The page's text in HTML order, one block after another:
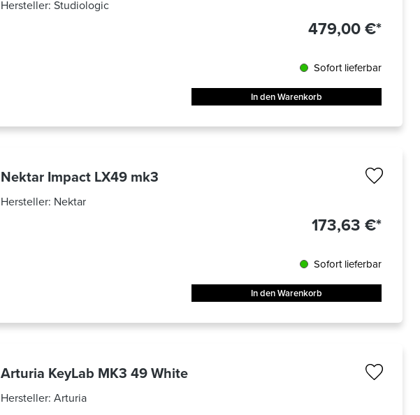
Hersteller:Studiologic
479,00 €*
Sofort lieferbar
In den Warenkorb
Nektar Impact LX49 mk3
Hersteller: Nektar
173,63 €*
Sofort lieferbar
In den Warenkorb
Arturia KeyLab MK3 49 White
Hersteller:Arturia